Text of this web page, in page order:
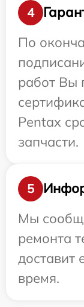
4
По
работ Вы
Pentax
запчасти.
5
Мы
ремонта
доставит
время.